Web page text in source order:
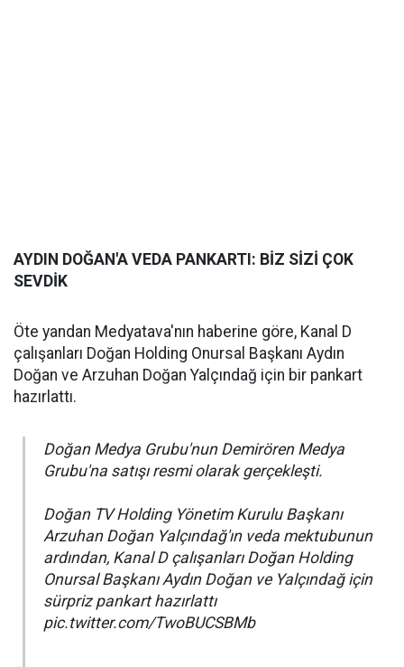
AYDIN DOĞAN'A VEDA PANKARTI: BİZ SİZİ ÇOK
SEVDİK
Öte yandan Medyatava'nın haberine göre, Kanal D
çalışanları Doğan Holding Onursal Başkanı Aydın
Doğan ve Arzuhan Doğan Yalçındağ için bir pankart
hazırlattı.
Doğan Medya Grubu'nun Demirören Medya
Grubu'na satışı resmi olarak gerçekleşti.
Doğan TV Holding Yönetim Kurulu Başkanı
Arzuhan Doğan Yalçındağ'ın veda mektubunun
ardından, Kanal D çalışanları Doğan Holding
Onursal Başkanı Aydın Doğan ve Yalçındağ için
sürpriz pankart hazırlattı
pic.twitter.com/TwoBUCSBMb